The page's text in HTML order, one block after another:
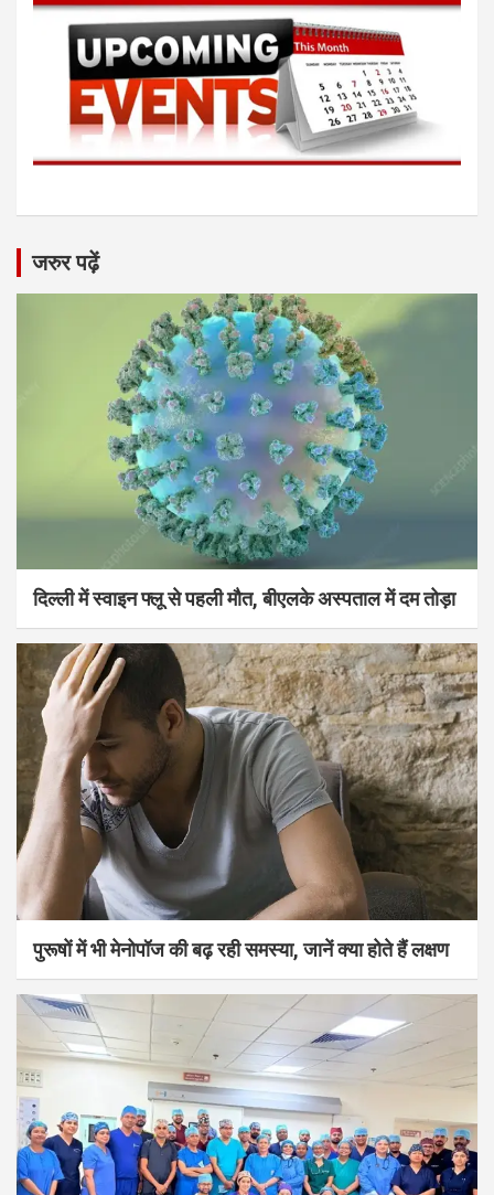
जरुर पढ़ें
दिल्ली में स्वाइन फ्लू से पहली मौत, बीएलके अस्पताल में दम तोड़ा
पुरूषों में भी मेनोपॉज की बढ़ रही समस्या, जानें क्या होते हैं लक्षण